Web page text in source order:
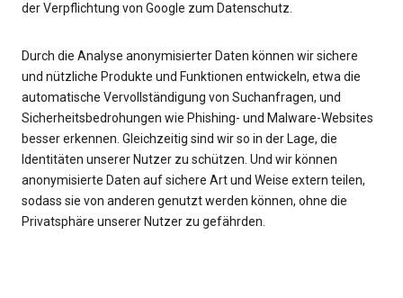
der Verpflichtung von Google zum Datenschutz.
Durch die Analyse anonymisierter Daten können wir sichere
und nützliche Produkte und Funktionen entwickeln, etwa die
automatische Vervollständigung von Suchanfragen, und
Sicherheitsbedrohungen wie Phishing- und Malware-Websites
besser erkennen. Gleichzeitig sind wir so in der Lage, die
Identitäten unserer Nutzer zu schützen. Und wir können
anonymisierte Daten auf sichere Art und Weise extern teilen,
sodass sie von anderen genutzt werden können, ohne die
Privatsphäre unserer Nutzer zu gefährden.